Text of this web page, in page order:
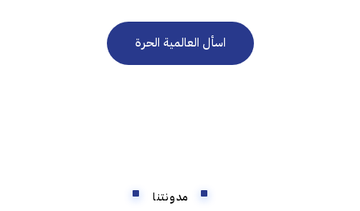
اسأل العالمية الحرة
مدونتنا